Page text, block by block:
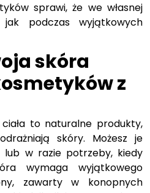
sprawi, że we własnej
podczas wyjątkowych
skóra
z
to naturalne produkty,
skóry. Możesz je
lub w razie potrzeby, kiedy
wymaga wyjątkowego
zawarty w konopnych